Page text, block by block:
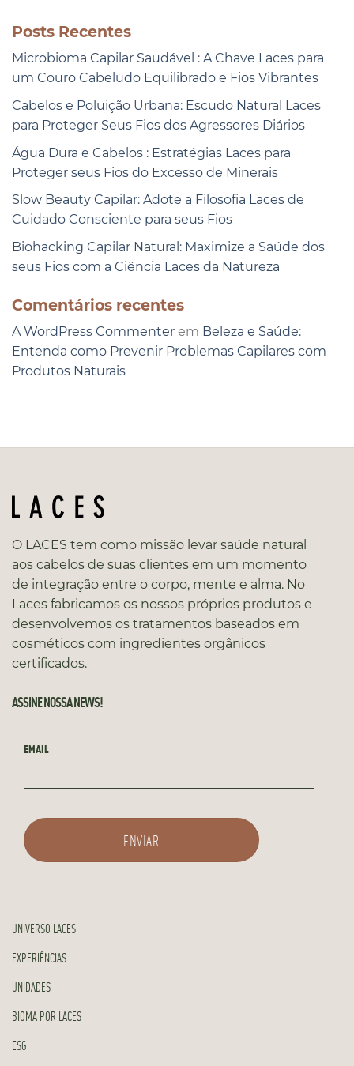
Posts Recentes
Microbioma Capilar Saudável : A Chave Laces para
um Couro Cabeludo Equilibrado e Fios Vibrantes
Cabelos e Poluição Urbana: Escudo Natural Laces
para Proteger Seus Fios dos Agressores Diários
Água Dura e Cabelos : Estratégias Laces para
Proteger seus Fios do Excesso de Minerais
Slow Beauty Capilar: Adote a Filosofia Laces de
Cuidado Consciente para seus Fios
Biohacking Capilar Natural: Maximize a Saúde dos
seus Fios com a Ciência Laces da Natureza
Comentários recentes
A WordPress Commenter em Beleza e Saúde:
Entenda como Prevenir Problemas Capilares com
Produtos Naturais
O LACES tem como missão levar saúde natural
aos cabelos de suas clientes em um momento
de integração entre o corpo, mente e alma. No
Laces fabricamos os nossos próprios produtos e
desenvolvemos os tratamentos baseados em
cosméticos com ingredientes orgânicos
certificados.
ASSINE NOSSA NEWS!
EMAIL
UNIVERSO LACES
EXPERIÊNCIAS
UNIDADES
BIOMA POR LACES
ESG